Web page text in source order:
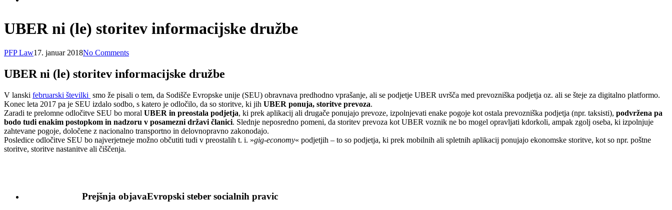
UBER ni (le) storitev informacijske družbe
PFP Law17. januar 2018No Comments
UBER ni (le) storitev informacijske družbe
V lanski februarski številki smo že pisali o tem, da Sodišče Evropske unije (SEU) obravnava predhodno vprašanje, ali se podjetje UBER uvršča med prevozniška podjetja oz. ali se šteje za digitalno platformo.
Konec leta 2017 pa je SEU izdalo sodbo, s katero je odločilo, da so storitve, ki jih UBER ponuja, storitve prevoza.
Zaradi te prelomne odločitve SEU bo moral UBER in preostala podjetja, ki prek aplikacij ali drugače ponujajo prevoze, izpolnjevati enake pogoje kot ostala prevozniška podjetja (npr. taksisti), podvržena pa
bodo tudi enakim postopkom in nadzoru v posamezni državi članici. Slednje neposredno pomeni, da storitev prevoza kot UBER voznik ne bo mogel opravljati kdorkoli, ampak zgolj oseba, ki izpolnjuje
zahtevane pogoje, določene z nacionalno transportno in delovnopravno zakonodajo.
Posledice odločitve SEU bo najverjetneje možno občutiti tudi v preostalih t. i. »gig-economy« podjetjih – to so podjetja, ki prek mobilnih ali spletnih aplikacij ponujajo ekonomske storitve, kot so npr. poštne
storitve, storitve nastanitve ali čiščenja.
Prejšnja objavaEvropski steber socialnih pravic